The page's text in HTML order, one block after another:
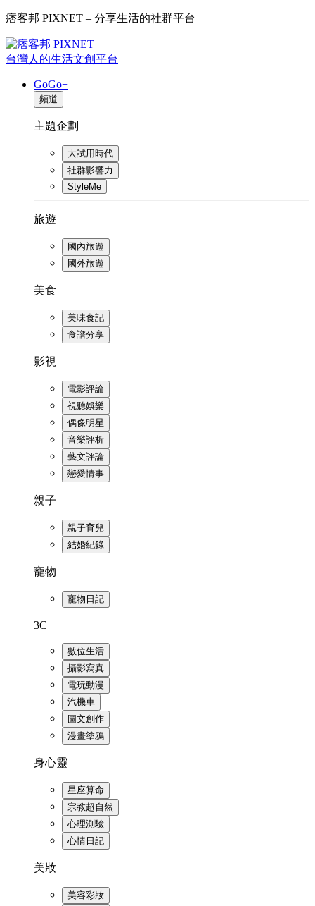
痞客邦 PIXNET – 分享生活的社群平台
台灣人的生活文創平台
GoGo+
頻道
主題企劃
大試用時代
社群影響力
StyleMe
旅遊
國內旅遊
國外旅遊
美食
美味食記
食譜分享
影視
電影評論
視聽娛樂
偶像明星
音樂評析
藝文評論
戀愛情事
親子
親子育兒
結婚紀錄
寵物
寵物日記
3C
數位生活
攝影寫真
電玩動漫
汽機車
圖文創作
漫畫塗鴉
身心靈
星座算命
宗教超自然
心理測驗
心情日記
美妝
美容彩妝